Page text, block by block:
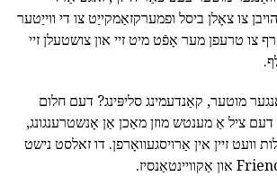
צו צאָלן ביסל ופמערקזאַמקייַט צו די ווייַטער
צו טרעפן מער אָפֿט מיט זיי און צושטעלן זיי
מוטער, קאַנדעמינג סליפּינג? דעם חלום
דעם ציל אַ מענטש מוזן מאַכן אַן אָנשטרענגונג,
זיין אין אַרויסגעוואָרפן. דו זאלסט נישט